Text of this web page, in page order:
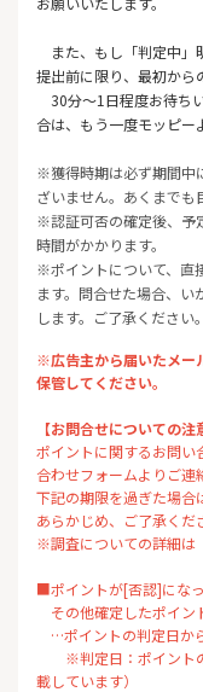
また、もし「判定中」
提出前に限り、最初から
30分～1日程度お待ち
合は、もう一度モッピー
※獲得時期は必ず期間
ざいません。 あくまでも
※認証可否の確定後、予
時間がかかります。
※ポイントについて、直
ます。 問合せた場合、い
します。 ご了承ください。
※広告主から届いたメー
保管してください。
【お問合せについての注
ポイントに関するお問い
合わせフォームよりご連
下記の期限を過ぎた場合
あらかじめ、ご了承くだ
※調査についての詳細は
■ポイントが[否認]にな
その他確定したポイン
…ポイントの判定日か
※判定日：ポイントの
載しています）